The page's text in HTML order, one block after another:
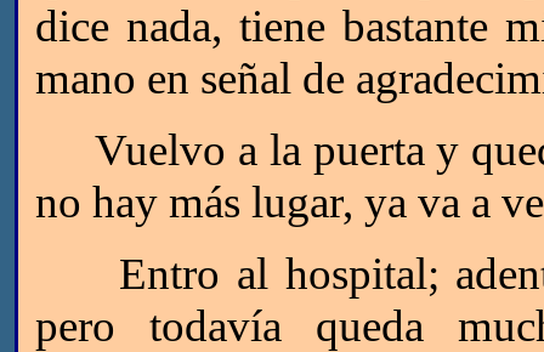
dice nada, tiene bastante
mano en señal de
Vuelvo a la puerta y
no hay más lugar, ya va a
Entro al hospital;
pero todavía queda